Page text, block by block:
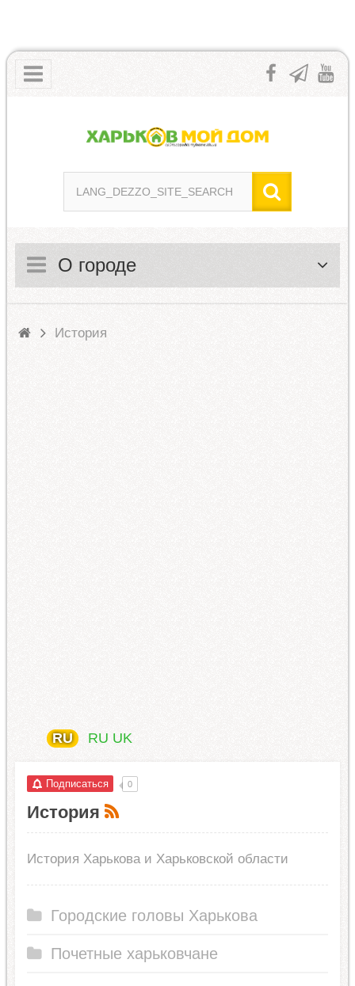
О городе
История
RU RU UK
Подписаться 0
История
История Харькова и Харьковской области
Городские головы Харькова
Почетные харьковчане